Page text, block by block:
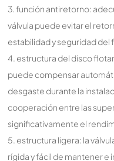
3. función antiretorno:
válvula puede evitar el
estabilidad y seguridad
4. estructura del disco
puede compensar
desgaste durante la
cooperación entre las
significativamente el
5. estructura ligera: la
rígida y fácil de mantener e